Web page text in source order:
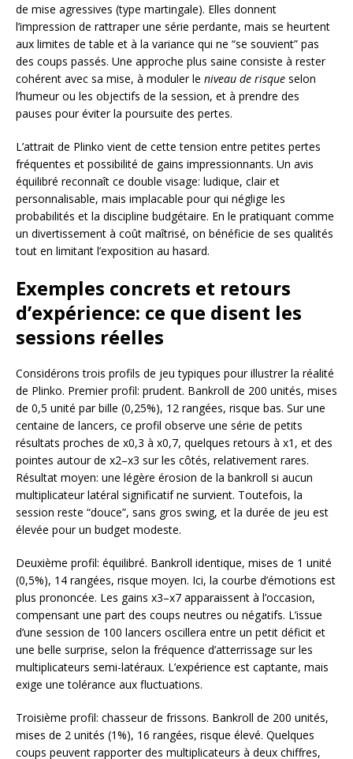
de mise agressives (type martingale). Elles donnent
l’impression de rattraper une série perdante, mais se heurtent
aux limites de table et à la variance qui ne “se souvient” pas
des coups passés. Une approche plus saine consiste à rester
cohérent avec sa mise, à moduler le niveau de risque selon
l’humeur ou les objectifs de la session, et à prendre des
pauses pour éviter la poursuite des pertes.
L’attrait de Plinko vient de cette tension entre petites pertes
fréquentes et possibilité de gains impressionnants. Un avis
équilibré reconnaît ce double visage: ludique, clair et
personnalisable, mais implacable pour qui néglige les
probabilités et la discipline budgétaire. En le pratiquant comme
un divertissement à coût maîtrisé, on bénéficie de ses qualités
tout en limitant l’exposition au hasard.
Exemples concrets et retours
d’expérience: ce que disent les
sessions réelles
Considérons trois profils de jeu typiques pour illustrer la réalité
de Plinko. Premier profil: prudent. Bankroll de 200 unités, mises
de 0,5 unité par bille (0,25%), 12 rangées, risque bas. Sur une
centaine de lancers, ce profil observe une série de petits
résultats proches de x0,3 à x0,7, quelques retours à x1, et des
pointes autour de x2–x3 sur les côtés, relativement rares.
Résultat moyen: une légère érosion de la bankroll si aucun
multiplicateur latéral significatif ne survient. Toutefois, la
session reste “douce”, sans gros swing, et la durée de jeu est
élevée pour un budget modeste.
Deuxième profil: équilibré. Bankroll identique, mises de 1 unité
(0,5%), 14 rangées, risque moyen. Ici, la courbe d’émotions est
plus prononcée. Les gains x3–x7 apparaissent à l’occasion,
compen­sant une part des coups neutres ou négatifs. L’issue
d’une session de 100 lancers oscillera entre un petit déficit et
une belle surprise, selon la fréquence d’atterrissage sur les
multiplicateurs semi-latéraux. L’expérience est captante, mais
exige une tolérance aux fluctuations.
Troisième profil: chasseur de frissons. Bankroll de 200 unités,
mises de 2 unités (1%), 16 rangées, risque élevé. Quelques
coups peuvent rapporter des multiplicateurs à deux chiffres,